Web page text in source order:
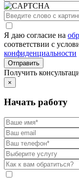
Я даю согласие на
соответствии с
конфиденциальности
Получить
×
Начать работу